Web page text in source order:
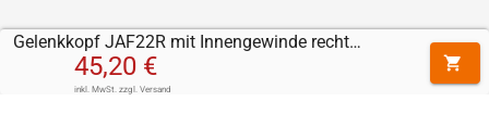
Gelenkkopf JAF22R mit Innengewinde rechts (M22 x 1,5)
45,20 €
inkl. MwSt. zzgl. Versand